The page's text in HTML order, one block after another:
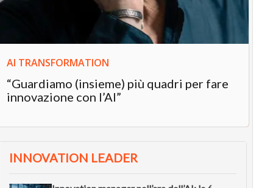
AI TRANSFORMATION
“Guardiamo (insieme) più quadri per fare
innovazione con l’AI”
INNOVATION LEADER